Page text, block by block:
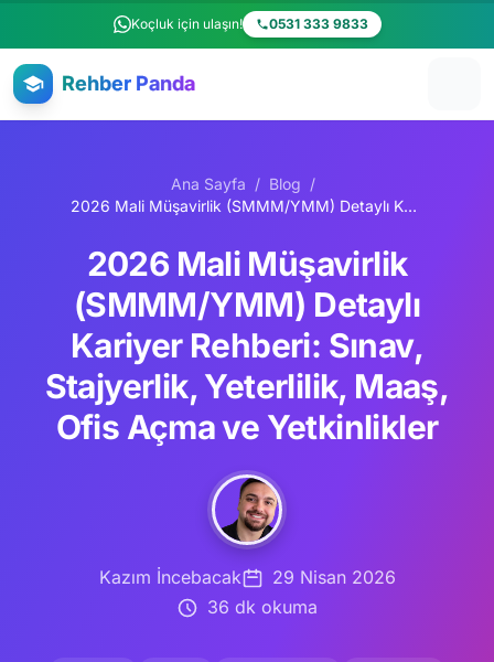
Ana içeriğe atlaKoçluk için ulaşın! 0531 333 9833
Rehber Panda
Ana Sayfa / Blog /
2026 Mali Müşavirlik (SMMM/YMM) Detaylı Kariyer Rehberi: Sınav, Stajyerlik, Yeterlilik, Maaş, Ofis Açma ve Yetkinlikler
2026 Mali Müşavirlik
(SMMM/YMM) Detaylı
Kariyer Rehberi: Sınav,
Stajyerlik, Yeterlilik, Maaş,
Ofis Açma ve Yetkinlikler
Kazım İncebacak
29 Nisan 2026
36 dk okuma